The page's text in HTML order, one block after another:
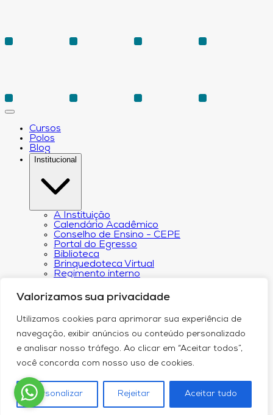
Valorizamos sua privacidade
Utilizamos cookies para aprimorar sua experiência de
navegação, exibir anúncios ou conteúdo personalizado
e analisar nosso tráfego. Ao clicar em “Aceitar todos”,
você concorda com nosso uso de cookies.
Personalizar Rejeitar Aceitar tudo
Cursos
Polos
Blog
Institucional
A Instituição
Calendário Acadêmico
Conselho de Ensino - CEPE
Portal do Egresso
Biblioteca
Brinquedoteca Virtual
Regimento interno
Aproveitamento
Resoluções e Portarias
Revista Eletrônica Ciência & Tecnologia Futura
CPA – Comissão Própria de Avaliação
Núcleo de Apoio Psicopedagógico
Programa de Iniciação Científica da
Faculdade Futura
Núcleo de Arte e Cultura
Curricularização da Extensão
Canal de Comunicação do DPO
Serviços
Contato